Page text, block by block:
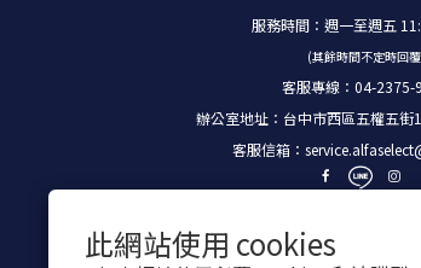
此網站使用 cookies
服務時間：週一至週五
(其餘時間不定時回
客服專線：04-2375-
辦公室地址：台中市西區五權五街
客服信箱：